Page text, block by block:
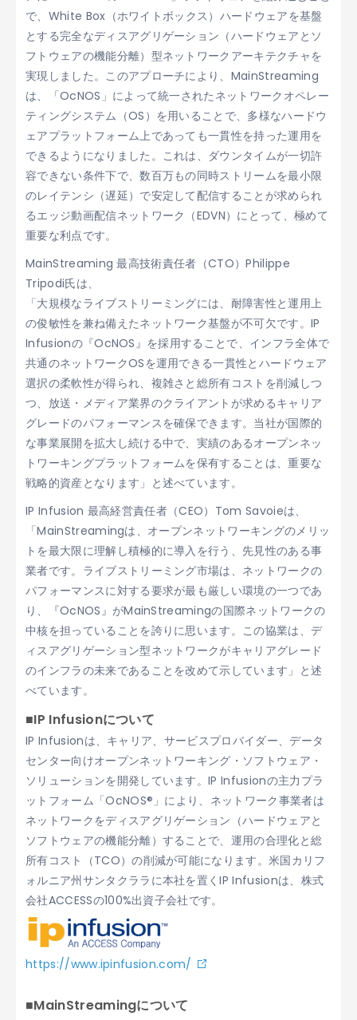
で、White Box（ホワイトボックス）ハードウェアを基盤
とする完全なディスアグリゲーション（ハードウェアとソ
フトウェアの機能分離）型ネットワークアーキテクチャを
実現しました。このアプローチにより、MainStreaming
は、「OcNOS」によって統一されたネットワークオペレー
ティングシステム（OS）を用いることで、多様なハードウ
ェアプラットフォーム上であっても一貫性を持った運用を
できるようになりました。これは、ダウンタイムが一切許
容できない条件下で、数百万もの同時ストリームを最小限
のレイテンシ（遅延）で安定して配信することが求められ
るエッジ動画配信ネットワーク（EDVN）にとって、極めて
重要な利点です。
MainStreaming 最高技術責任者（CTO）Philippe
Tripodi氏は、
「大規模なライブストリーミングには、耐障害性と運用上
の俊敏性を兼ね備えたネットワーク基盤が不可欠です。IP
Infusionの『OcNOS』を採用することで、インフラ全体で
共通のネットワークOSを運用できる一貫性とハードウェア
選択の柔軟性が得られ、複雑さと総所有コストを削減しつ
つ、放送・メディア業界のクライアントが求めるキャリア
グレードのパフォーマンスを確保できます。当社が国際的
な事業展開を拡大し続ける中で、実績のあるオープンネッ
トワーキングプラットフォームを保有することは、重要な
戦略的資産となります」と述べています。
IP Infusion 最高経営責任者（CEO）Tom Savoieは、
「MainStreamingは、オープンネットワーキングのメリッ
トを最大限に理解し積極的に導入を行う、先見性のある事
業者です。ライブストリーミング市場は、ネットワークの
パフォーマンスに対する要求が最も厳しい環境の一つであ
り、『OcNOS』がMainStreamingの国際ネットワークの
中核を担っていることを誇りに思います。この協業は、デ
ィスアグリゲーション型ネットワークがキャリアグレード
のインフラの未来であることを改めて示しています」と述
べています。
■IP Infusionについて
IP Infusionは、キャリア、サービスプロバイダー、データ
センター向けオープンネットワーキング・ソフトウェア・
ソリューションを開発しています。IP Infusionの主力プラ
ットフォーム「OcNOS®」により、ネットワーク事業者は
ネットワークをディスアグリゲーション（ハードウェアと
ソフトウェアの機能分離）することで、運用の合理化と総
所有コスト（TCO）の削減が可能になります。米国カリフ
ォルニア州サンタクララに本社を置くIP Infusionは、株式
会社ACCESSの100%出資子会社です。
https://www.ipinfusion.com/
■MainStreamingについて